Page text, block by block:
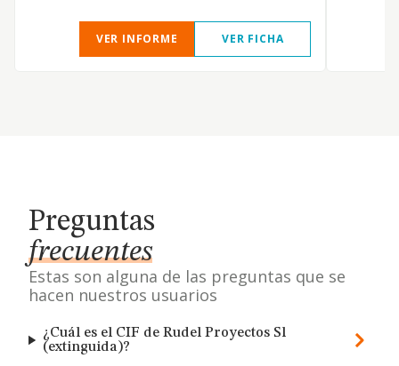
VER INFORME VER FICHA
Preguntas
frecuentes
Estas son alguna de las preguntas que se
hacen nuestros usuarios
¿Cuál es el CIF de Rudel Proyectos Sl
(extinguida)?